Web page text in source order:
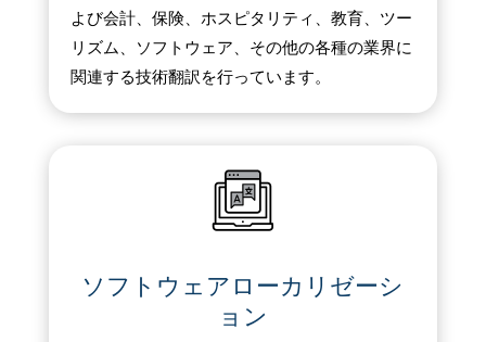
よび会計、保険、ホスピタリティ、教育、ツー
リズム、ソフトウェア、その他の各種の業界に
関連する技術翻訳を行っています。
ソフトウェアローカリゼーシ
ョン